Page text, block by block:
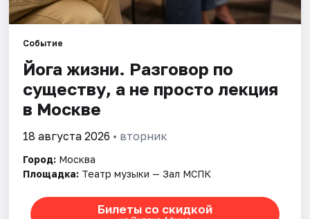
Площадки
Артисты
Рейтинги
Событие
Йога жизни. Разговор по
существу, а не просто лекция
в Москве
18 августа 2026 • вторник
Город: Москва
Площадка: Театр музыки — Зал МСПК
Билеты со скидкой